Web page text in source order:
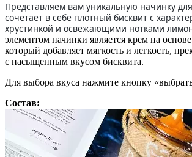
Представляем вам уникальную начинку
сочетает в себе плотный бисквит с
хрустинкой и освежающими нотками
элементом начинки является крем на
который добавляет мягкость и легкость,
с насыщенным вкусом бисквита.
Для выбора вкуса нажмите кнопку
Состав: